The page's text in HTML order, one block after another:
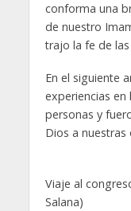
conforma una
de nuestro
trajo la fe de
En el siguiente
experiencias en
personas y
Dios a
Viaje al
Salana)